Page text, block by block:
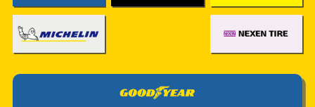
MICHELIN NEXEN
goodyear